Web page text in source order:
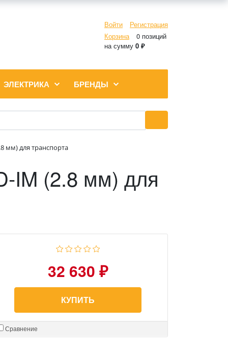
Войти
Регистрация
Корзина
0 позиций
на сумму 0 ₽
ЭЛЕКТРИКА БРЕНДЫ
мм) для транспорта
IM (2.8 мм) для
32 630 ₽
КУПИТЬ
Сравнение